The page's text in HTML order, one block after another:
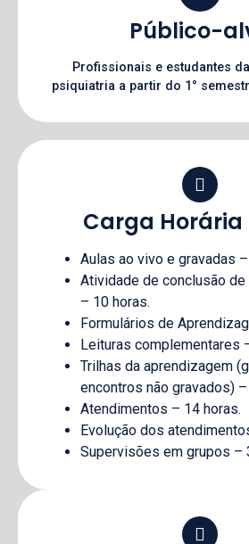
Público-
Profissionais e estudantes
psiquiatria a partir do 1°
Carga Horária
Aulas ao vivo e gravadas
Atividade de conclusão de
– 10 horas.
Formulários de
Leituras complementares
Trilhas da aprendizagem
encontros não gravados)
Atendimentos – 14 horas.
Evolução dos
Supervisões em grupos –